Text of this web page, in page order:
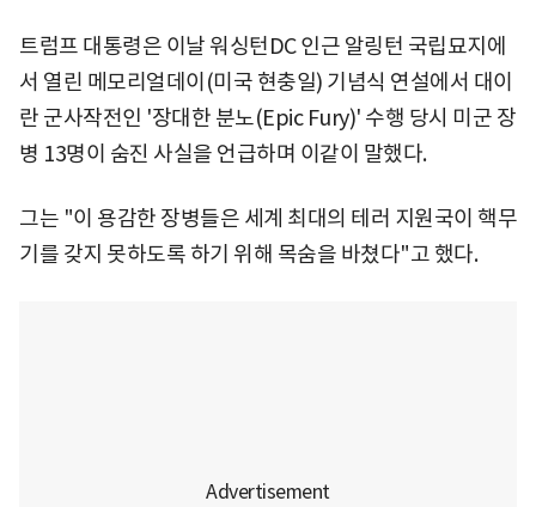
트럼프 대통령은 이날 워싱턴DC 인근 알링턴 국립묘지에
서 열린 메모리얼데이(미국 현충일) 기념식 연설에서 대이
란 군사작전인 '장대한 분노(Epic Fury)' 수행 당시 미군 장
병 13명이 숨진 사실을 언급하며 이같이 말했다.
그는 "이 용감한 장병들은 세계 최대의 테러 지원국이 핵무
기를 갖지 못하도록 하기 위해 목숨을 바쳤다"고 했다.